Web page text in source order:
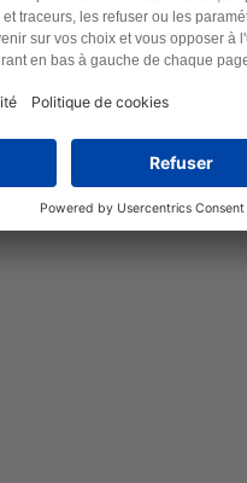
-
nous cuire nos pâtes
Laissez moi lire